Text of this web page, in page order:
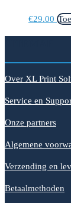
€29.00
Over XL Print
Service en
Onze partners
Algemene
Verzending en
Betaalmethoden